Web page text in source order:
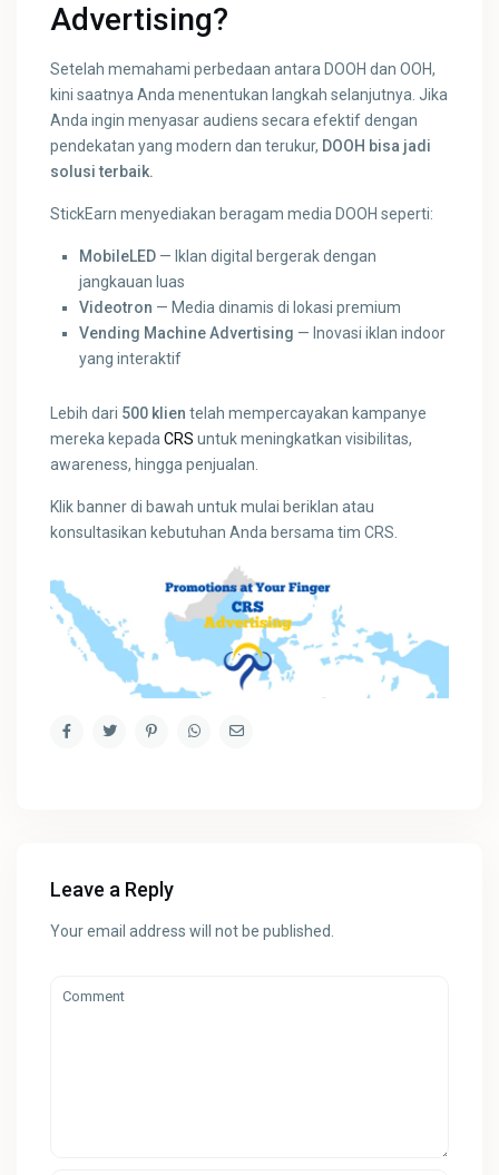
Advertising?
Setelah memahami perbedaan antara DOOH dan OOH,
kini saatnya Anda menentukan langkah selanjutnya. Jika
Anda ingin menyasar audiens secara efektif dengan
pendekatan yang modern dan terukur, DOOH bisa jadi
solusi terbaik.
StickEarn menyediakan beragam media DOOH seperti:
MobileLED — Iklan digital bergerak dengan
jangkauan luas
Videotron — Media dinamis di lokasi premium
Vending Machine Advertising — Inovasi iklan indoor
yang interaktif
Lebih dari 500 klien telah mempercayakan kampanye
mereka kepadaCRSuntuk meningkatkan visibilitas,
awareness, hingga penjualan.
Klik banner di bawah untuk mulai beriklan atau
konsultasikan kebutuhan Anda bersama tim CRS.
Leave a Reply
Your email address will not be published.